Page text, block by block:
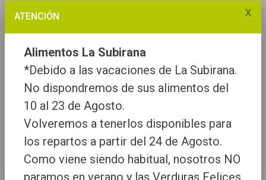
ATENCIÓN x
Alimentos La Subirana
*Debido a las vacaciones de La Subirana.
No dispondremos de sus alimentos del
10 al 23 de Agosto.
Volveremos a tenerlos disponibles para
los repartos a partir del 24 de Agosto.
Como viene siendo habitual, nosotros NO
paramos en verano y las Verduras Felices